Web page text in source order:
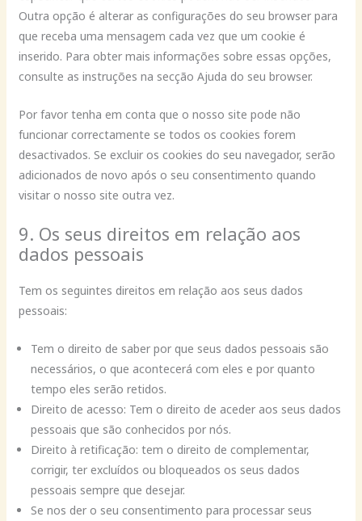
Outra opção é alterar as configurações do seu browser para
que receba uma mensagem cada vez que um cookie é
inserido. Para obter mais informações sobre essas opções,
consulte as instruções na secção Ajuda do seu browser.
Por favor tenha em conta que o nosso site pode não
funcionar correctamente se todos os cookies forem
desactivados. Se excluir os cookies do seu navegador, serão
adicionados de novo após o seu consentimento quando
visitar o nosso site outra vez.
9. Os seus direitos em relação aos
dados pessoais
Tem os seguintes direitos em relação aos seus dados
pessoais:
Tem o direito de saber por que seus dados pessoais são
necessários, o que acontecerá com eles e por quanto
tempo eles serão retidos.
Direito de acesso: Tem o direito de aceder aos seus dados
pessoais que são conhecidos por nós.
Direito à retificação: tem o direito de complementar,
corrigir, ter excluídos ou bloqueados os seus dados
pessoais sempre que desejar.
Se nos der o seu consentimento para processar seus